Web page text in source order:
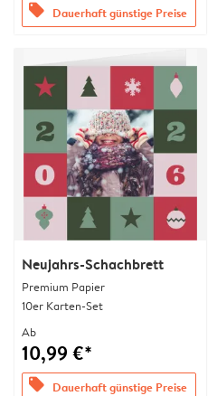
offers Dauerhaft günstige Preise
Neujahrs-Schachbrett
Premium Papier
10er Karten-Set
Ab
10,99 €*
offers Dauerhaft günstige Preise